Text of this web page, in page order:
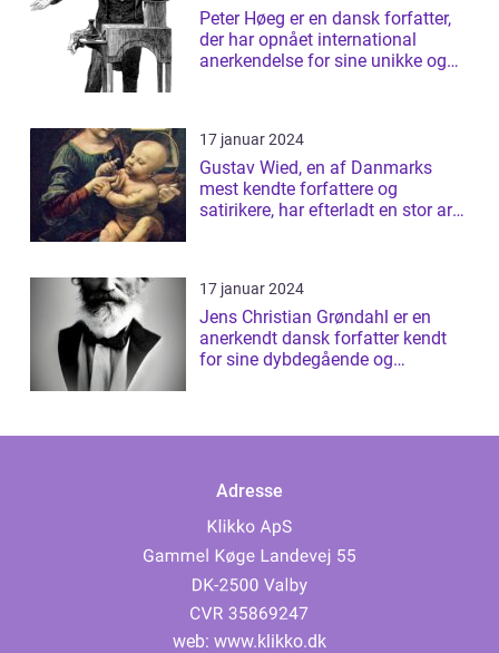
Peter Høeg er en dansk forfatter,
der har opnået international
anerkendelse for sine unikke og
17 januar 2024
Gustav Wied, en af Danmarks
mest kendte forfattere og
satirikere, har efterladt en stor arv
17 januar 2024
Jens Christian Grøndahl er en
anerkendt dansk forfatter kendt
for sine dybdegående og
Adresse
web: www.klikko.dk